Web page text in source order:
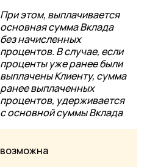
При этом, выплачивается
основная сумма Вклада
без начисленных
процентов. В случае, если
проценты уже ранее были
выплачены Клиенту, сумма
ранее выплаченных
процентов, удерживается
с основной суммы Вклада
возможна